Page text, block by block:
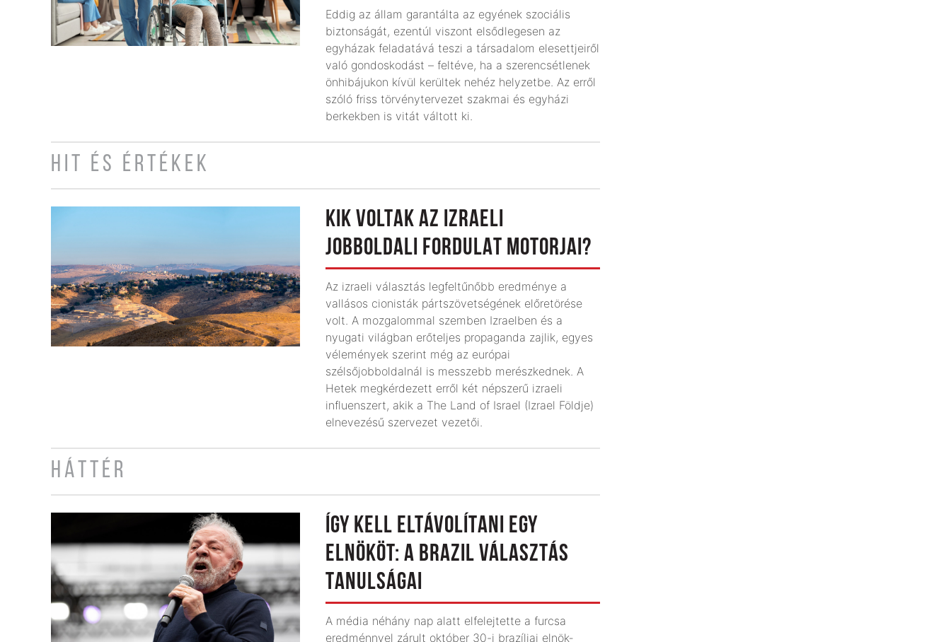
Eddig az állam garantálta az egyének szociális
biztonságát, ezentúl viszont elsődlegesen az
egyházak feladatává teszi a társadalom elesettjeiről
való gondoskodást – feltéve, ha a szeren­csétlenek
önhibájukon kívül kerültek nehéz helyzetbe. Az erről
szóló friss törvénytervezet szakmai és egyházi
berkekben is vitát váltott ki.
HIT ÉS ÉRTÉKEK
KIK VOLTAK AZ IZRAELI
JOBBOLDALI FORDULAT MOTORJAI?
Az izraeli választás legfeltűnőbb eredménye a
vallásos cionisták pártszövetségének előretörése
volt. A mozgalommal szemben Izraelben és a
nyugati világban erőteljes propaganda zajlik, egyes
vélemények szerint még az európai
szélsőjobboldalnál is messzebb merészkednek. A
Hetek megkérdezett erről két népszerű izraeli
influenszert, akik a The Land of Israel (Izrael Földje)
elnevezésű szervezet vezetői.
HÁTTÉR
ÍGY KELL ELTÁVOLÍTANI EGY
ELNÖKÖT: A BRAZIL VÁLASZTÁS
TANULSÁGAI
A média néhány nap alatt elfelejtette a furcsa
eredménnyel zárult október 30-i brazíliai elnök­